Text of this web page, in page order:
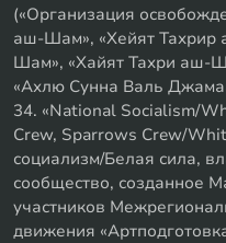
(«Организация
аш-Шам», «Хейят
Шам», «Хайят Тахри аш-
«Ахлю Сунна Валь
34. «National Socialism/
Crew, Sparrows Crew/
социализм/Белая сила,
сообщество, созданное
участников
движения